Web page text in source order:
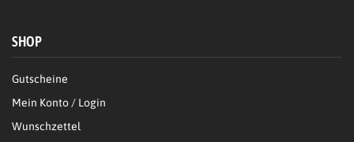
SHOP
Gutscheine
Mein Konto / Login
Wunschzettel